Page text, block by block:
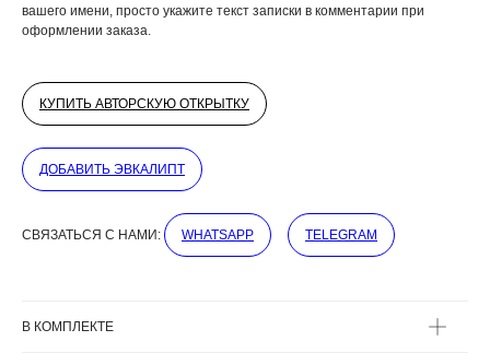
вашего имени, просто укажите текст записки в комментарии при
оформлении заказа.
КУПИТЬ АВТОРСКУЮ ОТКРЫТКУ
ДОБАВИТЬ ЭВКАЛИПТ
СВЯЗАТЬСЯ С НАМИ: WHATSAPP TELEGRAM
В КОМПЛЕКТЕ